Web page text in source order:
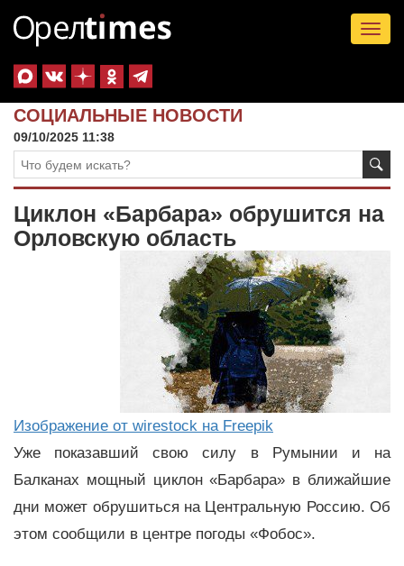
СОЦИАЛЬНЫЕ НОВОСТИ
09/10/2025 11:38
Циклон «Барбара» обрушится на
Орловскую область
Изображение от wirestock на Freepik
Уже показавший свою силу в Румынии и на
Балканах мощный циклон «Барбара» в ближайшие
дни может обрушиться на Центральную Россию. Об
этом сообщили в центре погоды «Фобос».